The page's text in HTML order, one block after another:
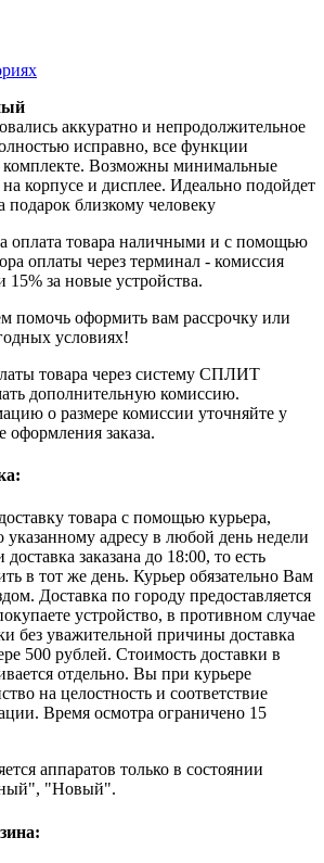
аккуратно и непродолжительное
исправно, все функции
комплекте. Возможны минимальные
корпусе и дисплее. Идеально подойдет
подарок близкому человеку
оплата товара наличными и с помощью
оплаты через терминал - комиссия
15% за новые устройства.
помочь оформить вам рассрочку или
условиях!
товара через систему СПЛИТ
дополнительную комиссию.
о размере комиссии уточняйте у
оформления заказа.
товара с помощью курьера,
указанному адресу в любой день недели
заказана до 18:00, то есть
в тот же день. Курьер обязательно Вам
Доставка по городу предоставляется
устройство, в противном случае
без уважительной причины доставка
500 рублей. Стоимость доставки в
отдельно. Вы при курьере
на целостность и соответствие
Время осмотра ограничено 15
аппаратов только в состоянии
"Новый".